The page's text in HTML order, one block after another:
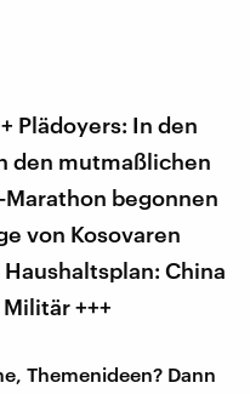
Plädoyers: In den
den mutmaßlichen
begonnen
von Kosovaren
China
+++
Themenideen? Dann